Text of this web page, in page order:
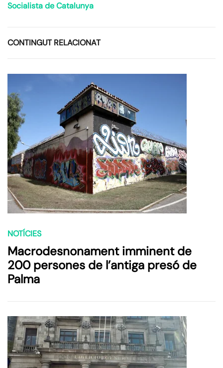
Socialista de Catalunya
CONTINGUT RELACIONAT
NOTÍCIES
Macrodesnonament imminent de
200 persones de l’antiga presó de
Palma